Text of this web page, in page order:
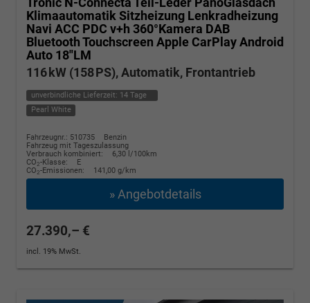
Klimaautomatik Sitzheizung Lenkradheizung
Navi ACC PDC v+h 360°Kamera DAB
Bluetooth Touchscreen Apple CarPlay Android
Auto 18"LM
116 kW (158 PS), Automatik, Frontantrieb
unverbindliche Lieferzeit: 14 Tage
Pearl White
Fahrzeugnr.: 510735
Benzin
Fahrzeug mit Tageszulassung
Verbrauch kombiniert:
6,30 l/100km
CO2-Klasse:
E
CO2-Emissionen: 141,00 g/km
» Angebotdetails
27.390,– €
incl. 19% MwSt.